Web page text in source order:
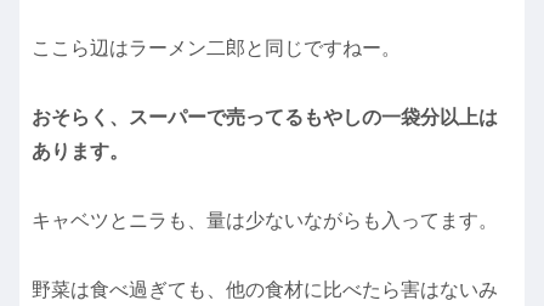
ここら辺はラーメン二郎と同じですねー。
おそらく、スーパーで売ってるもやしの一袋分以上は
あります。
キャベツとニラも、量は少ないながらも入ってます。
野菜は食べ過ぎても、他の食材に比べたら害はないみ